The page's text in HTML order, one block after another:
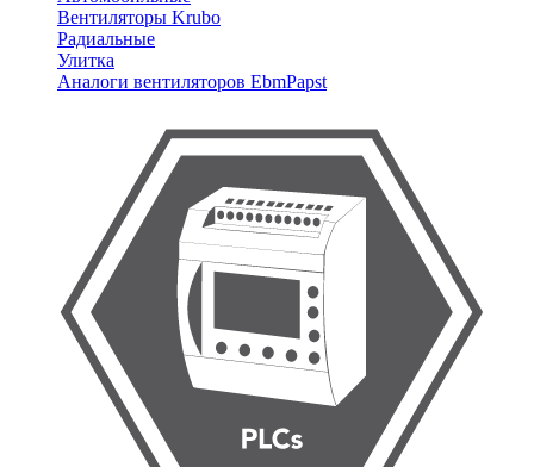
Вентиляторы Krubo
Радиальные
Улитка
Аналоги вентиляторов EbmPapst